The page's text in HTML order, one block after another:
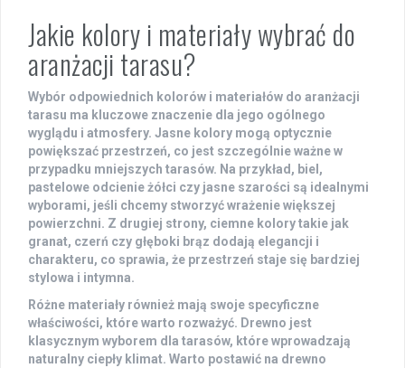
Jakie kolory i materiały wybrać do
aranżacji tarasu?
Wybór odpowiednich kolorów i materiałów do aranżacji
tarasu ma kluczowe znaczenie dla jego ogólnego
wyglądu i atmosfery. Jasne kolory mogą optycznie
powiększać przestrzeń, co jest szczególnie ważne w
przypadku mniejszych tarasów. Na przykład, biel,
pastelowe odcienie żółci czy jasne szarości są idealnymi
wyborami, jeśli chcemy stworzyć wrażenie większej
powierzchni. Z drugiej strony, ciemne kolorytakie jak
granat, czerń czy głęboki brąz dodają elegancji i
charakteru, co sprawia, że przestrzeń staje się bardziej
stylowa i intymna.
Różne materiały również mają swoje specyficzne
właściwości, które warto rozważyć. Drewno jest
klasycznym wyborem dla tarasów, które wprowadzają
naturalny ciepły klimat. Warto postawić na drewno